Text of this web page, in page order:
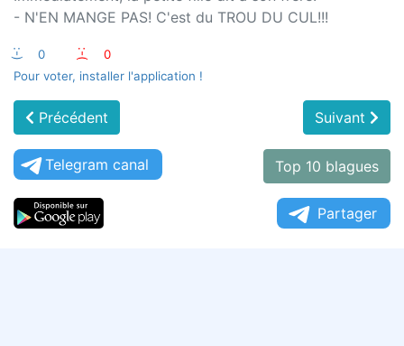
- N'EN MANGE PAS! C'est du TROU DU CUL!!!
:-) 0 :-(
0
Pour voter, installer l'application !
Précédent Suivant
Telegram canal Top 10 blagues
Partager